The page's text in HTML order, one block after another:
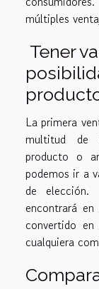
múltiples
Tener
La primera
multitud de
producto o
podemos ir a
de
encontrará
convertido
cualquiera